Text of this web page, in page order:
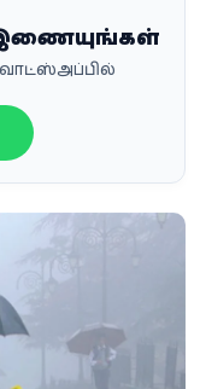
இணையுங்கள்
வாட்ஸ்அப்பில்